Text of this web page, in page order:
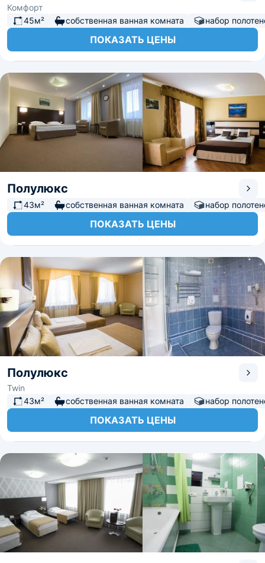
Комфорт
45м²
собственная ванная комната набор
ПОКАЗАТЬ ЦЕНЫ
Полулюкс
43м² собственная ванная комната набор
ПОКАЗАТЬ ЦЕНЫ
Полулюкс
Twin
43м²
собственная ванная комната набор
ПОКАЗАТЬ ЦЕНЫ